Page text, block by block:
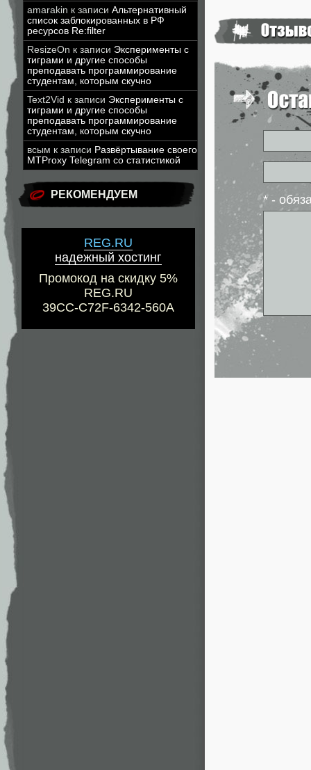
amarakin к записи Альтернативный
список заблокированных в РФ
ресурсов Re:filter
ResizeOn к записи Эксперименты с
тиграми и другие способы
преподавать программирование
студентам, которым скучно
Text2Vid к записи Эксперименты с
тиграми и другие способы
преподавать программирование
студентам, которым скучно
всым к записи Развёртывание своего
MTProxy Telegram со статистикой
РЕКОМЕНДУЕМ
REG.RU
надежный хостинг
Промокод на скидку 5%
REG.RU
39CC-C72F-6342-560A
* -